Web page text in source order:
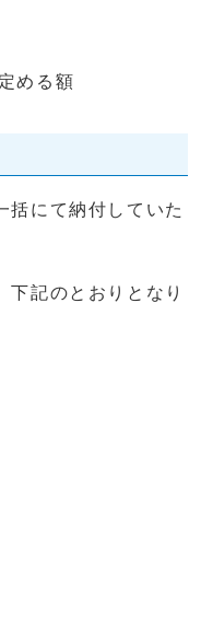
める額
括にて納付していた
下記のとおりとなり